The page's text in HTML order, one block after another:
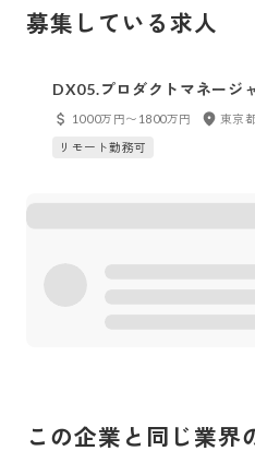
募集している求人
DX05.プロダクトマネージ
療領域）
1000万円〜1800万円
東京
リモート勤務可
この企業と同じ業界